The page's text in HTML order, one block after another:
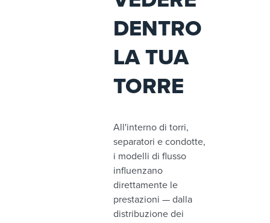
DENTRO
LA TUA
TORRE
All'interno di torri,
separatori e condotte,
i modelli di flusso
influenzano
direttamente le
prestazioni — dalla
distribuzione dei